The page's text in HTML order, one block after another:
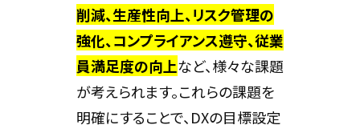
削減、生産性向上、リスク管理の
強化、コンプライアンス遵守、従業
員満足度の向上など、様々な課題
が考えられます。これらの課題を
明確にすることで、DXの目標設定